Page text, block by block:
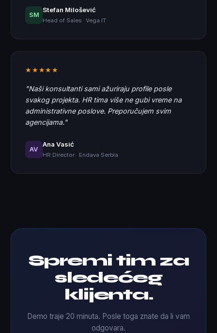
SM
Stefan Milošević
Head of Sales · Vega IT
★★★★★
"Naši konsultanti sami ažuriraju profile posle
svakog projekta. HR tima više ne gubi vreme na
administrativne poslove. Preporučujem svim
agencijama."
AV
Ana Vasić
HR Director · Endava Serbia
Spremi tim za
sledećeg
klijenta.
Demo traje 20 minuta. Posle toga znate da li vam
odgovara.